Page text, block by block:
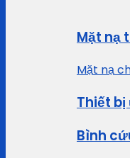
Mặt nạ
Mặt nạ
Thiết
Bình